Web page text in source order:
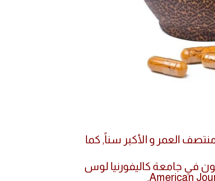
العمر و الأكبر سناً, كما
18 شهراً أجراها باحثون في جامعة كاليفورنيا لوس